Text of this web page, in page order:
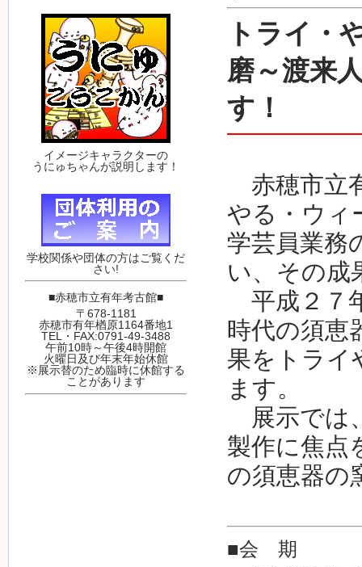
トライ・
磨～渡来
す！
赤穂市立
やる・ウィ
学芸員業務
い、その成
平成２７
時代の須恵
果をトライ
ます。
展示では
製作に焦点
の須恵器の
■会 期
イメージキャラクターの
うにゅちゃんが説明します！
学校関係や団体の方はご覧くだ
さい!
■赤穂市立有年考古館■
〒678-1181
赤穂市有年楢原1164番地1
TEL・FAX:0791-49-3488
午前10時～午後4時開館
火曜日及び年末年始休館
※展示替のため臨時に休館する
ことがあります